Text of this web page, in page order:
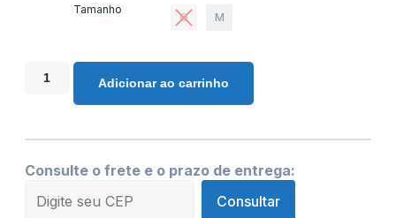
Tamanho
G M
Adicionar ao carrinho
Consulte o frete e o prazo de entrega:
Consultar